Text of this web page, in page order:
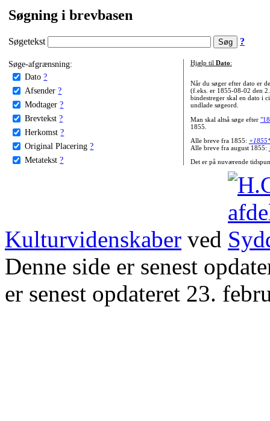
Søgning i brevbasen
Søgetekst ?
Søge-afgrænsning:
Dato ?
Afsender ?
Modtager ?
Brevtekst ?
Herkomst ?
Original Placering ?
Metatekst ?
Hjælp til Dato:
Når du søger efter dato er
(f.eks. er 1855-08-02 den
bindestreger skal en dato i
undlade søgeord.
Man skal altså søge efter
1855.
Alle breve fra 1855:
Alle breve fra august 1855:
Det er på nuværende
Kulturvidenskaber ved
Denne side er senest
er senest opdateret 23.